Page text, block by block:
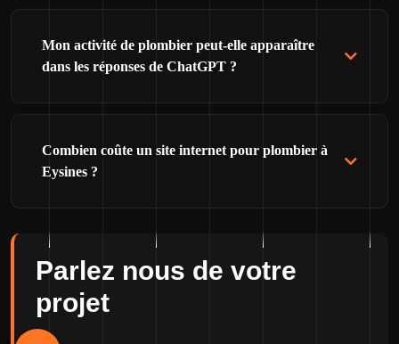
Mon activité de plombier peut-elle apparaître
dans les réponses de ChatGPT ?
Combien coûte un site internet pour plombier à
Eysines ?
Parlez nous de votre
projet